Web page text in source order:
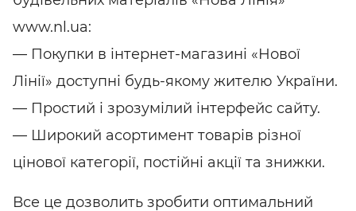
www.nl.ua:
— Покупки в інтернет-магазині «Нової
Лінії» доступні будь-якому жителю України.
— Простий і зрозумілий інтерфейс сайту.
— Широкий асортимент товарів різної
цінової категорії, постійні акції та знижки.
Все це дозволить зробити оптимальний